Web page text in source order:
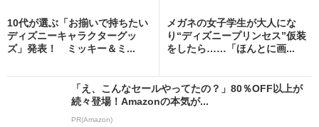
10代が選ぶ「お揃いで持ちたい
ディズニーキャラクターグッ
ズ」発表！ ミッキー＆ミ...
メガネの女子学生が大人にな
り“ディズニープリンセス”仮装
をしたら……「ほんとに画...
「え、こんなセールやってたの？」80％OFF以上が
続々登場！Amazonの本気が...
PR(Amazon)